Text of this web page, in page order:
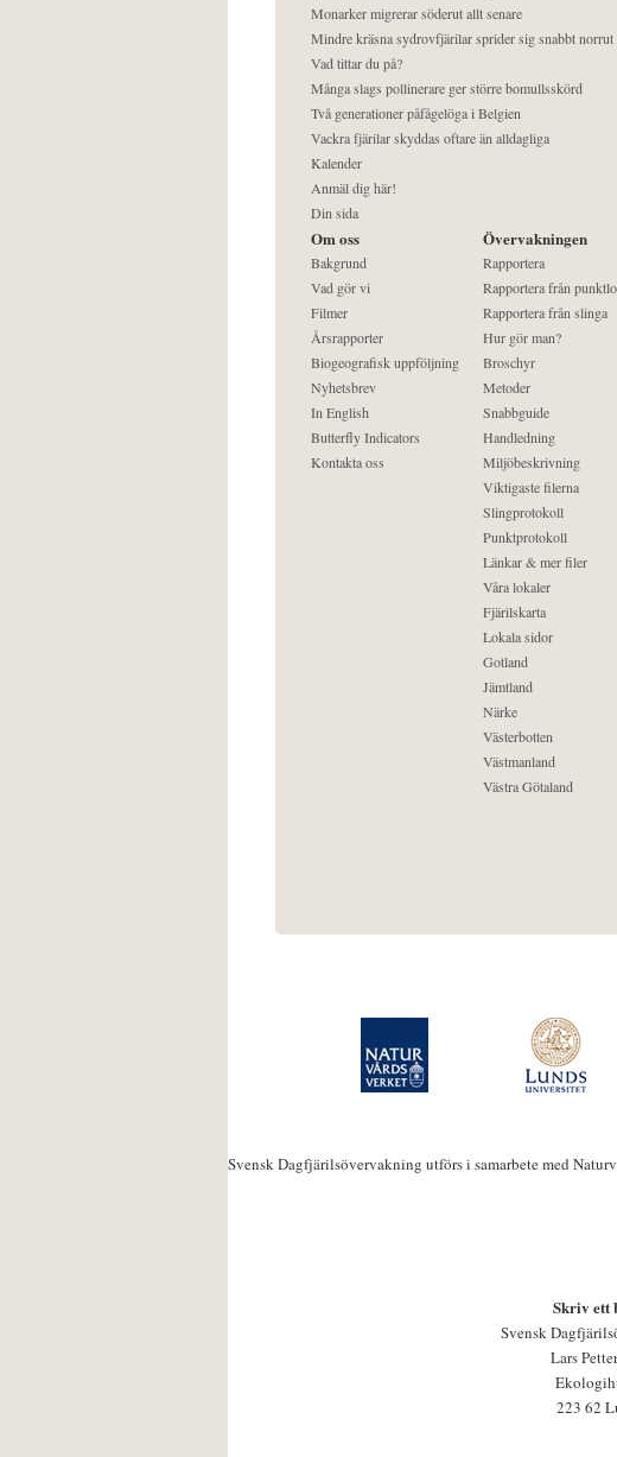
Monarker migrerar söderut allt senare
Mindre kräsna sydrovfjärilar sprider sig snabbt norrut
Vad tittar du på?
Många slags pollinerare ger större bomullsskörd
Två generationer påfågelöga i Belgien
Vackra fjärilar skyddas oftare än alldagliga
Kalender
Anmäl dig här!
Din sida
Om oss
Bakgrund
Vad gör vi
Filmer
Årsrapporter
Biogeografisk uppföljning
Nyhetsbrev
In English
Butterfly Indicators
Kontakta oss
Övervakningen
Rapportera
Rapportera från
Rapportera från slinga
Hur gör man?
Broschyr
Metoder
Snabbguide
Handledning
Miljöbeskrivning
Viktigaste filerna
Slingprotokoll
Punktprotokoll
Länkar & mer filer
Våra lokaler
Fjärilskarta
Lokala sidor
Gotland
Jämtland
Närke
Västerbotten
Västmanland
Västra Götaland
Svensk Dagfjärilsövervakning utförs i samarbete med
Skriv ett
Svensk
Lars
223 62